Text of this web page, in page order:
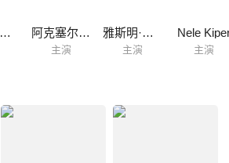
莫里兹·布雷多 阿克塞尔·施泰因
主演
雅斯明·格拉特
主演
Nele
主演